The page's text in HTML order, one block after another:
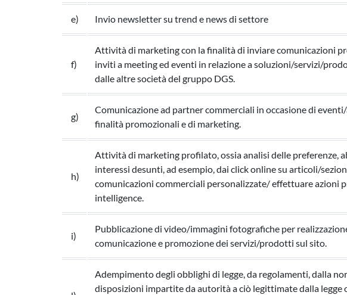
e) Invio newsletter su trend e news di settore
f)
Attività di marketing con la finalità di inviare comunicazioni
inviti a meeting ed eventi in relazione a soluzioni/servizi/
dalle altre società del gruppo DGS.
g)
Comunicazione ad partner commerciali in occasione di
finalità promozionali e di marketing.
h)
Attività di marketing profilato, ossia analisi delle preferenze,
interessi desunti, ad esempio, dai click online su articoli/
comunicazioni commerciali personalizzate/ effettuare azioni
intelligence.
i)
Pubblicazione di video/immagini fotografiche per
comunicazione e promozione dei servizi/prodotti sul sito.
Adempimento degli obblighi di legge, da regolamenti, dalla
disposizioni impartite da autorità a ciò legittimate dalla legge